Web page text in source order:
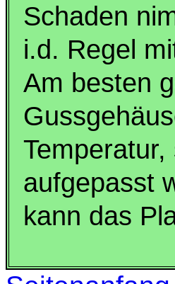
Schaden
i.d. Regel
Am besten
aufgepasst
kann das